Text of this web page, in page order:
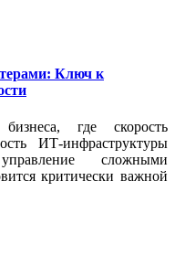
Ключ к
где скорость
ИТ-инфраструктуры
сложными
критически важной